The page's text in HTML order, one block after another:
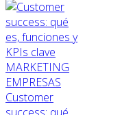
MARKETING
EMPRESAS
Customer